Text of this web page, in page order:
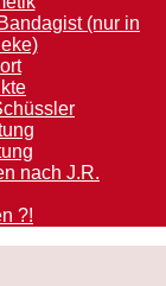
(nur in
nach J.R.
?!